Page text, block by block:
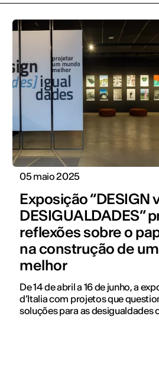
05 maio 2025
Exposição “DESIGN
DESIGUALDADES”
reflexões sobre o
na construção de
melhor
De 14 de abril a 16 de junho, a
d’Italia com projetos que
soluções para as desigualdades